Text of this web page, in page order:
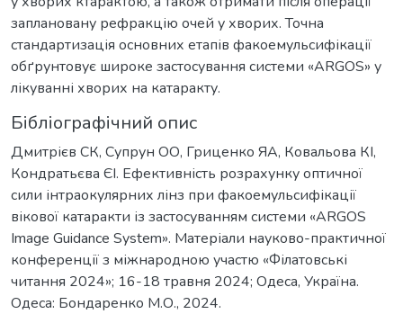
заплановану рефракцію очей у хворих. Точна
стандартизація основних етапів факоемульсифікації
обґрунтовує широке застосування системи «ARGOS» у
лікуванні хворих на катаракту.
Бібліографічний опис
Дмитрієв СК, Супрун ОО, Гриценко ЯА, Ковальова КІ,
Кондратьєва ЄІ. Ефективність розрахунку оптичної
сили інтраокулярних лінз при факоемульсифікації
вікової катаракти із застосуванням системи «ARGOS
Image Guidance System». Матеріали науково-практичної
конференції з міжнародною участю «Філатовські
читання 2024»; 16-18 травня 2024; Одеса, Україна.
Одеса: Бондаренко М.О., 2024.